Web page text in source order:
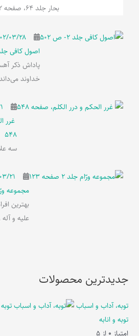
بحار جلد 64، صفحه 362
۱۴۰۲/
اصول کافی جلد 2- ص
پاداش ذکر
خداوند
غرر
548
سه
مجموعه ورّام
بهترین
علیه و
جدیدترین محصولات
توبه، آداب و اسباب
توبه و انابه
امتیاز 0 از 5